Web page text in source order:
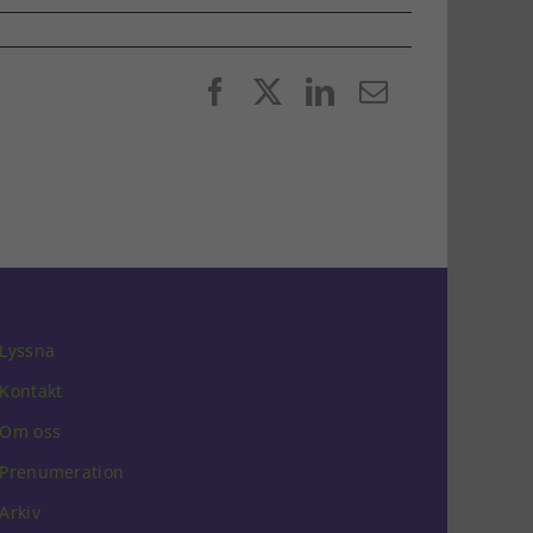
FacebookLinkedIn
E-
Lyssna
Kontakt
Om oss
Prenumeration
Arkiv